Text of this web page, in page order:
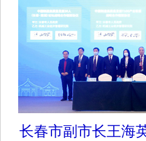
长春市副市长王海